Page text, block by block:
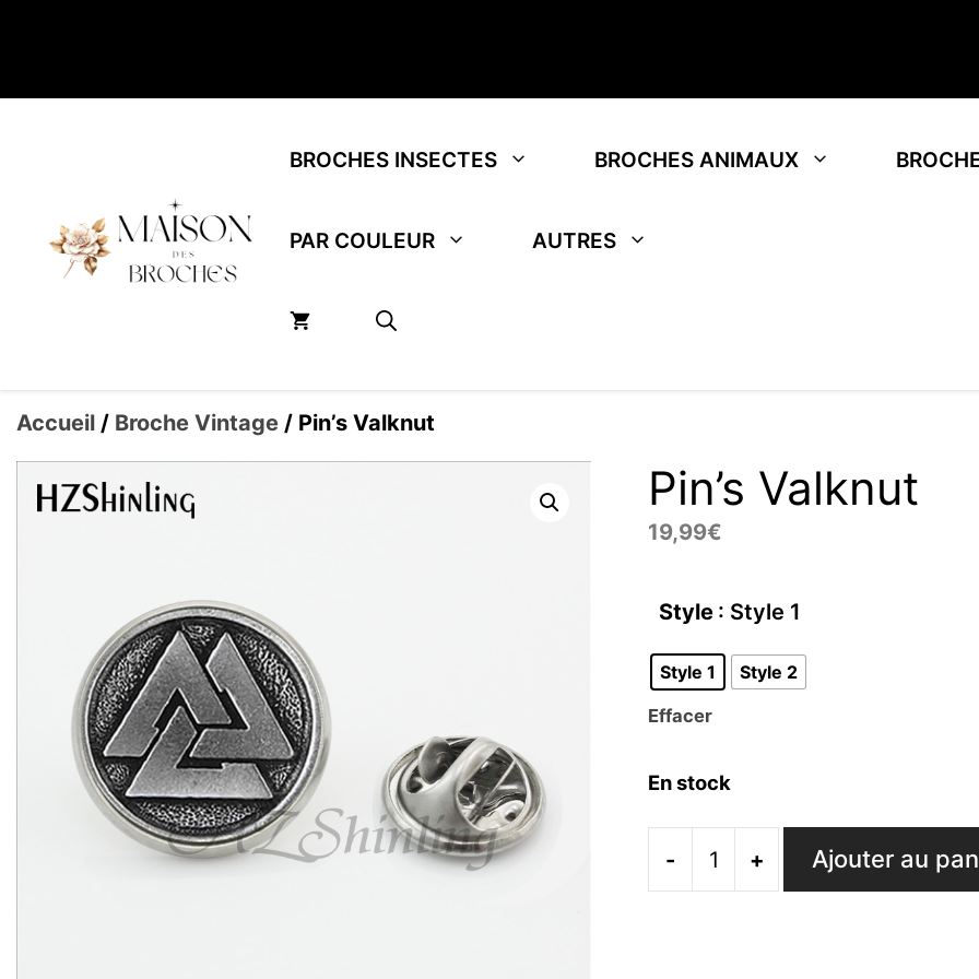
BROCHES INSECTES BROCHES ANIMAUX
PAR COULEUR AUTRES
Accueil / Broche Vintage / Pin’s Valknut
Pin’s Valknut
19,99€
Style : Style 1
Style 1
Style 2
Effacer
En stock
-
quantité
+ Ajouter au